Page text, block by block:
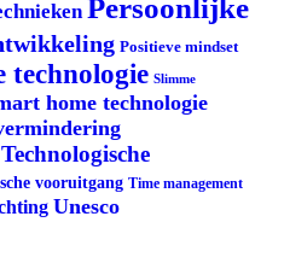
Persoonlijke
Positieve mindset
technologie Slimme
home technologie
Technologische
vooruitgang Time management
Unesco